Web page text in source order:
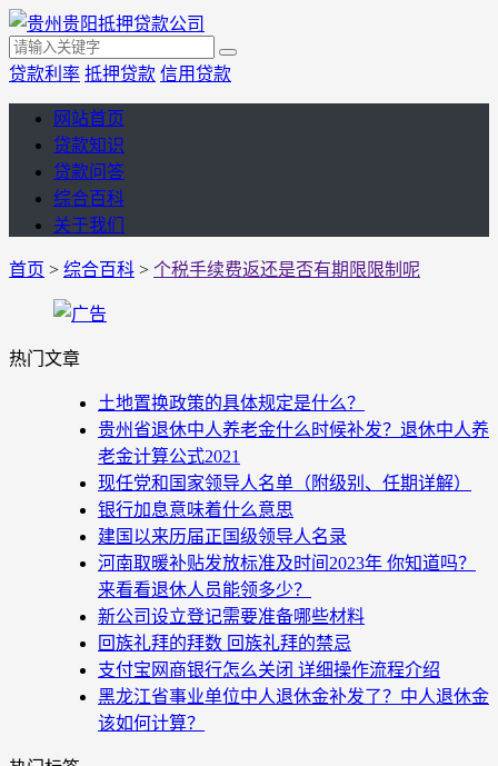
贷款利率 抵押贷款 信用贷款
网站首页
贷款知识
贷款问答
综合百科
关于我们
首页 > 综合百科 > 个税手续费返还是否有期限限制呢
热门文章
土地置换政策的具体规定是什么？
贵州省退休中人养老金什么时候补发？退休中人养
老金计算公式2021
现任党和国家领导人名单（附级别、任期详解）
银行加息意味着什么意思
建国以来历届正国级领导人名录
河南取暖补贴发放标准及时间2023年 你知道吗？
来看看退休人员能领多少？
新公司设立登记需要准备哪些材料
回族礼拜的拜数 回族礼拜的禁忌
支付宝网商银行怎么关闭 详细操作流程介绍
黑龙江省事业单位中人退休金补发了？中人退休金
该如何计算？